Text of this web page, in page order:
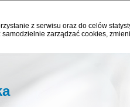
z serwisu oraz do celów
zarządzać cookies,